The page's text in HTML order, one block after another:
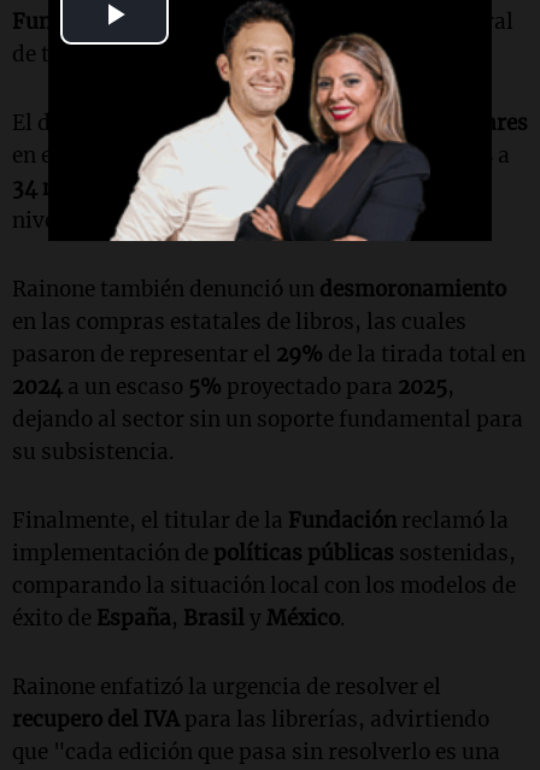
Video
Fundación El Libro
, brindó un discurso inaugural
de tono político y cifras alarmantes.
El directivo reveló que latirada total de ejemplares
en el país cayó un
, pasando de 52 millones
a
34 millones, lo que representa un "retroceso a
niveles de2019".
Rainone también denunció un desmoronamiento
en las compras estatales de libros, las cuales
pasaron de representar el 29% de la tirada total en
2024 a un escaso 5% proyectado para 2025,
dejando al sector sin un soporte fundamental para
su subsistencia.
Finalmente, el titular de la Fundación reclamó la
implementación de políticas públicas sostenidas,
comparando la situación local con los modelos de
éxito de España, BrasilyMéxico.
Rainone enfatizó la urgencia de resolver el
recupero del IVA para las librerías, advirtiendo
que "cada edición que pasa sin resolverlo es una